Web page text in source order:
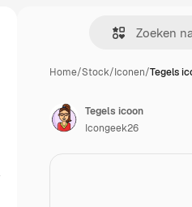
Home/Stock/Iconen/Tegels
Tegels icoon
Icongeek26